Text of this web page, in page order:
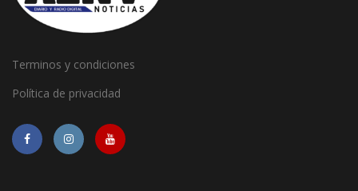
Terminos y condiciones
Política de privacidad